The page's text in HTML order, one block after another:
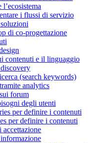
i flussi di servizio
di co-progettazione
contenuti e il linguaggio
(search keywords)
analytics
forum
degli utenti
per definire i contenuti
per definire i contenuti